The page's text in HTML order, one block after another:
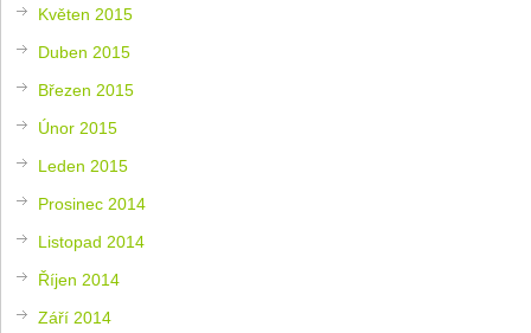
Květen 2015
Duben 2015
Březen 2015
Únor 2015
Leden 2015
Prosinec 2014
Listopad 2014
Říjen 2014
Září 2014